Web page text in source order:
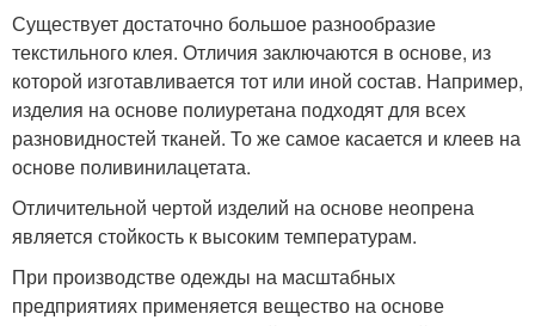
Существует достаточно большое разнообразие
текстильного клея. Отличия заключаются в основе, из
которой изготавливается тот или иной состав. Например,
изделия на основе полиуретана подходят для всех
разновидностей тканей. То же самое касается и клеев на
основе поливинилацетата.
Отличительной чертой изделий на основе неопрена
является стойкость к высоким температурам.
При производстве одежды на масштабных
предприятиях применяется вещество на основе